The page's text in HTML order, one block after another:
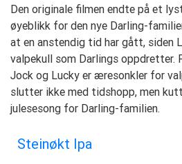
Den originale filmen endte på et
øyeblikk for den nye Darling-
at en anstendig tid har gått, siden
valpekull som Darlings oppdretter.
Jock og Lucky er æresonkler for
slutter ikke med tidshopp, men
julesesong for Darling-familien.
Steinøkt Ipa